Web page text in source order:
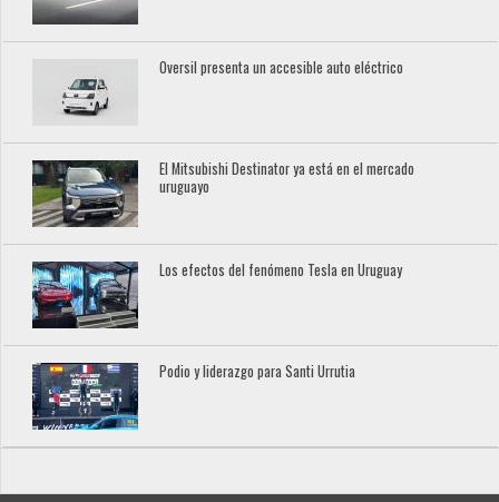
Oversil presenta un accesible auto eléctrico
El Mitsubishi Destinator ya está en el mercado
uruguayo
Los efectos del fenómeno Tesla en Uruguay
Podio y liderazgo para Santi Urrutia